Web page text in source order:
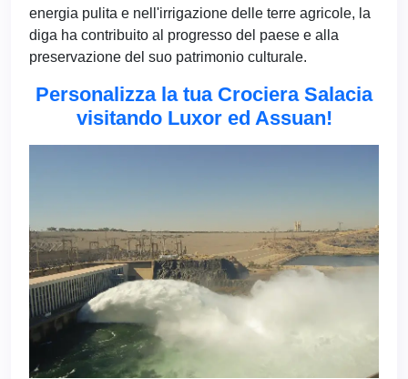
energia pulita e nell'irrigazione delle terre agricole, la
diga ha contribuito al progresso del paese e alla
preservazione del suo patrimonio culturale.
Personalizza la tua Crociera Salacia
visitando Luxor ed Assuan!